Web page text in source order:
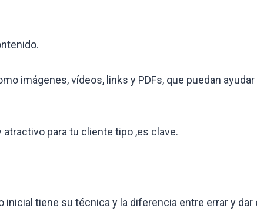
imágenes, vídeos, links y PDFs, que puedan
para tu cliente tipo ,es clave.
tiene su técnica y la diferencia entre errar y dar